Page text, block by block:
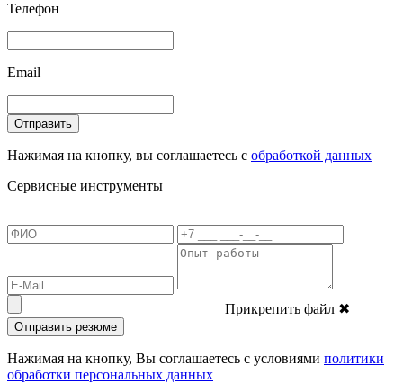
Телефон
Email
Отправить
Нажимая на кнопку, вы соглашаетесь с обработкой данных
Сервисные инструменты
Прикрепить файл ✖
Отправить резюме
Нажимая на кнопку, Вы соглашаетесь с условиями политики
обработки персональных данных